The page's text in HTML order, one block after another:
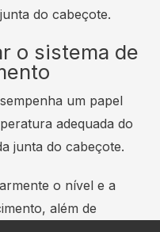
do cabeçote.
o sistema de
um papel
adequada do
junta do cabeçote.
o nível e a
além de